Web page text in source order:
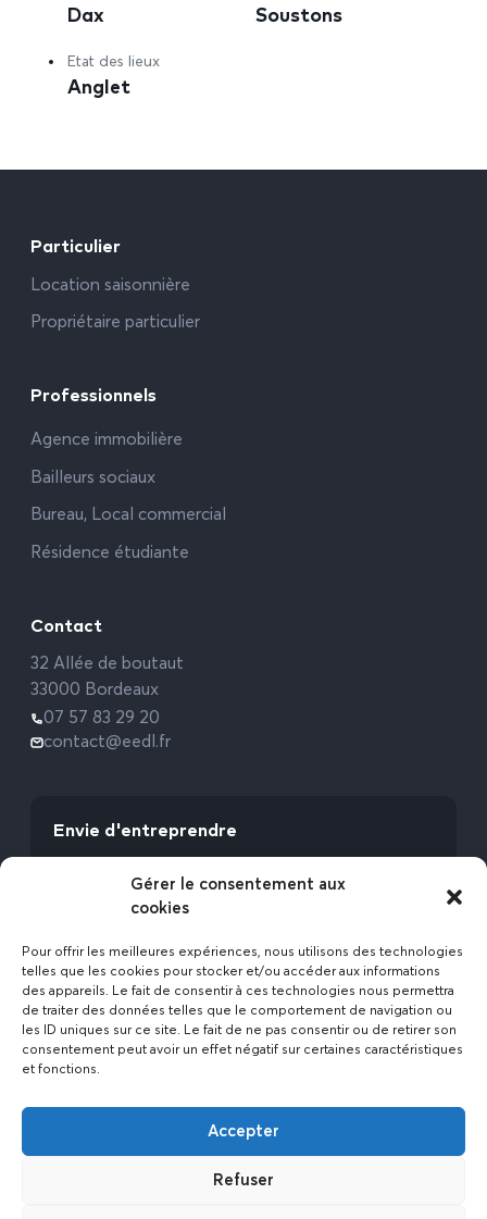
Gérer le consentement aux
cookies
Pour offrir les meilleures expériences, nous utilisons des technologies
telles que les cookies pour stocker et/ou accéder aux informations
des appareils. Le fait de consentir à ces technologies nous permettra
de traiter des données telles que le comportement de navigation ou
les ID uniques sur ce site. Le fait de ne pas consentir ou de retirer son
consentement peut avoir un effet négatif sur certaines caractéristiques
et fonctions.
Accepter
Refuser
Dax Soustons
Etat des lieux
Anglet
Particulier
Location saisonnière
Propriétaire particulier
Professionnels
Agence immobilière
Bailleurs sociaux
Bureau, Local commercial
Résidence étudiante
Contact
32 Allée de boutaut
33000 Bordeaux
07 57 83 29 20
contact@eedl.fr
Envie d'entreprendre
avec l’Expert Etat des Lieux !
Rejoignez-nous
Politique de confidentialité